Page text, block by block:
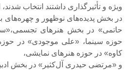
ویژه و تأثیرگذاری داشتند انتخاب
در بخش پدیده‌های نوظهور و چهره‌های
حاتمی» در بخش هنرهای
حوزه سینما، «علی موجودی» در حوزه
کاوه» در حوزه هنرهای نمایشی،
و «مرتضی حیدری آل‌کثیر» در بخش